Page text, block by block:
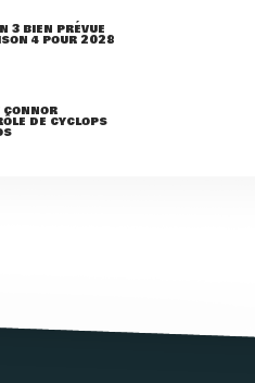
3 BIEN PRÉVUE
4 POUR 2028
DE CYCLOPS